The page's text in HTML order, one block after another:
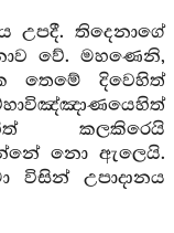
උපදී. තිදෙනාගේ
වේ. මහණෙනි,
තෙමේ දිවෙහිත්
කලකිරෙයි
නො ඇලෙයි.
උපාදානය